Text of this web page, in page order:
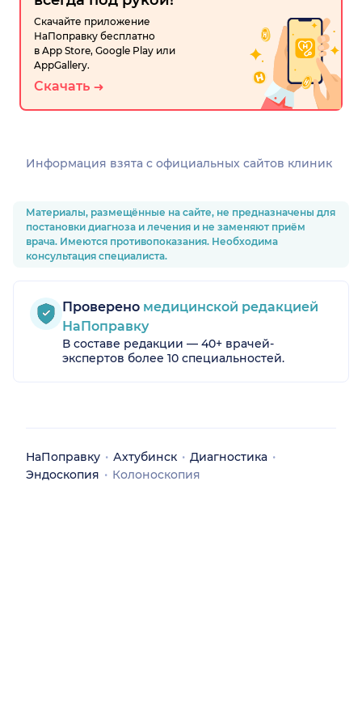
Скачайте приложение
НаПоправку бесплатно
в App Store, Google Play или
AppGallery.
Скачать
Информация взята c официальных сайтов клиник
Материалы, размещённые на сайте, не предназначены для
постановки диагноза и лечения и не заменяют приём
врача. Имеются противопоказания. Необходима
консультация специалиста.
Проверено медицинской редакцией
НаПоправку
В составе редакции — 40+ врачей-
экспертов более 10 специальностей.
НаПоправку Ахтубинск
Диагностика
Эндоскопия
Колоноскопия